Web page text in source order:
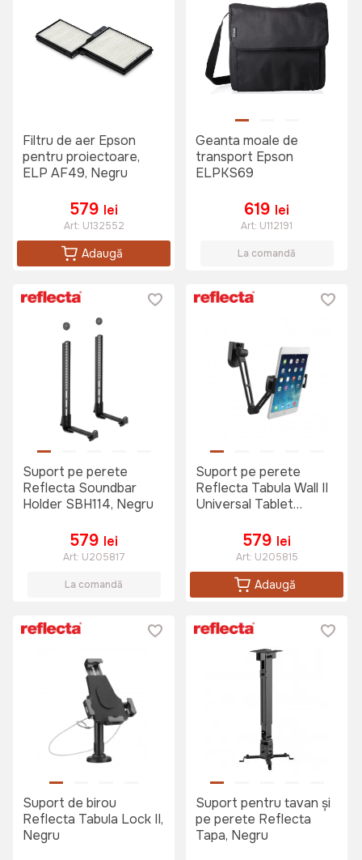
Filtru de aer Epson
pentru proiectoare,
ELP AF49, Negru
579 lei
Art: U132552
Adaugă
Geanta moale de
transport Epson
ELPKS69
619 lei
Art: U112191
La comandă
Suport pe perete
Reflecta Soundbar
Holder SBH114, Negru
579 lei
Art: U205817
La comandă
Suport pe perete
Reflecta Tabula Wall II
Universal Tablet
579 lei
Art: U205815
Adaugă
Suport de birou
Reflecta Tabula Lock II,
Negru
Suport pentru tavan și
pe perete Reflecta
Tapa, Negru